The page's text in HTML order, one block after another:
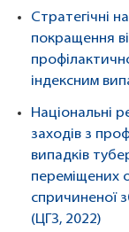
Стратегічні
покращення
індексним
Національні
заходів з
випадків
переміщених
спричиненої
(ЦГЗ, 2022)